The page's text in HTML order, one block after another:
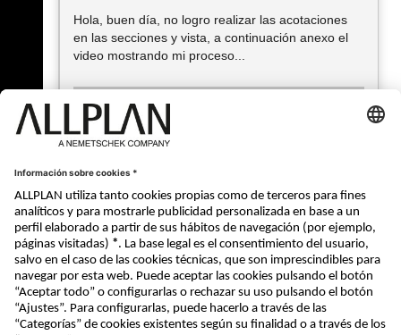
Hola, buen día, no logro realizar las acotaciones
en las secciones y vista, a continuación anexo el
video mostrando mi proceso...
Acotación vista.mp4
Type: video/mp4
Size: 3,81 MiB
« Atrás